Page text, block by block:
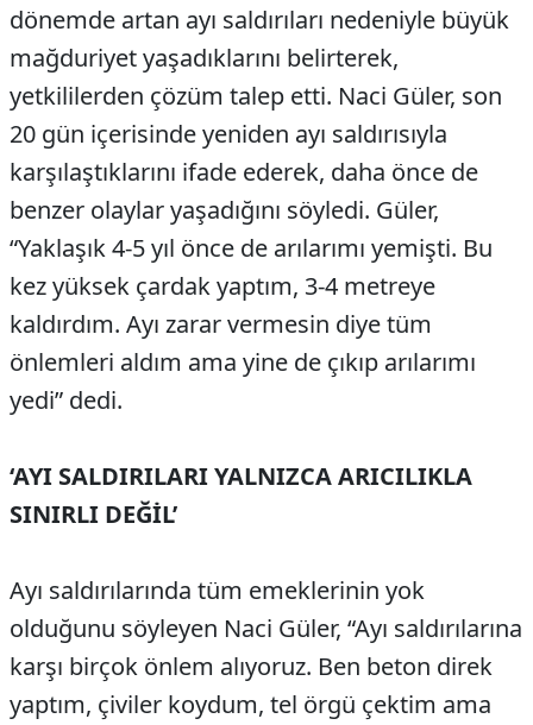
dönemde artan ayı saldırıları nedeniyle büyük
mağduriyet yaşadıklarını belirterek,
yetkililerden çözüm talep etti. Naci Güler, son
20 gün içerisinde yeniden ayı saldırısıyla
karşılaştıklarını ifade ederek, daha önce de
benzer olaylar yaşadığını söyledi. Güler,
“Yaklaşık 4-5 yıl önce de arılarımı yemişti. Bu
kez yüksek çardak yaptım, 3-4 metreye
kaldırdım. Ayı zarar vermesin diye tüm
önlemleri aldım ama yine de çıkıp arılarımı
yedi” dedi.
‘AYI SALDIRILARI YALNIZCA ARICILIKLA
SINIRLI DEĞİL’
Ayı saldırılarında tüm emeklerinin yok
olduğunu söyleyen Naci Güler, “Ayı saldırılarına
karşı birçok önlem alıyoruz. Ben beton direk
yaptım, çiviler koydum, tel örgü çektim ama